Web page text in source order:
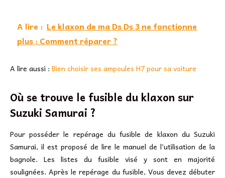
A lire : Le klaxon de ma Ds Ds 3 ne fonctionne
plus : Comment réparer ?
A lire aussi : Bien choisir ses ampoules H7 pour sa voiture
Où se trouve le fusible du klaxon sur
Suzuki Samurai ?
Pour posséder le repérage du fusible de klaxon du Suzuki
Samurai, il est proposé de lire le manuel de l’utilisation de la
bagnole. Les listes du fusible visé y sont en majorité
soulignées. Après le repérage du fusible, Vous devez débuter